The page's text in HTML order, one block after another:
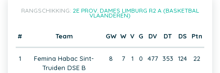
RANGSCHIKKING: 2E PROV. DAMES LIMBURG R2 A (BASKETBAL
VLAANDEREN)
# Team GW W V G DV DT DS Ptn
1
Femina Habac Sint-
Truiden DSE B
8 7 1 0 477 353 124 22